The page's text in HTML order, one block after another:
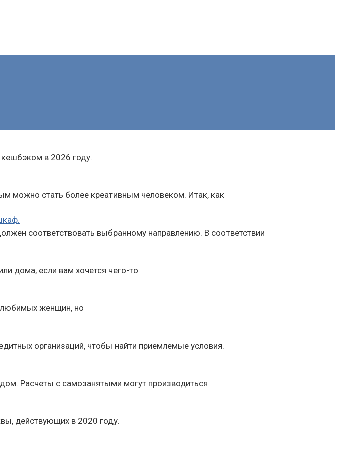
в 2026 году.
можно стать более креативным человеком. Итак, как
соответствовать выбранному направлению. В соответствии
дома, если вам хочется чего-то
любимых женщин, но
организаций, чтобы найти приемлемые условия.
Расчеты с самозанятыми могут производиться
действующих в 2020 году.